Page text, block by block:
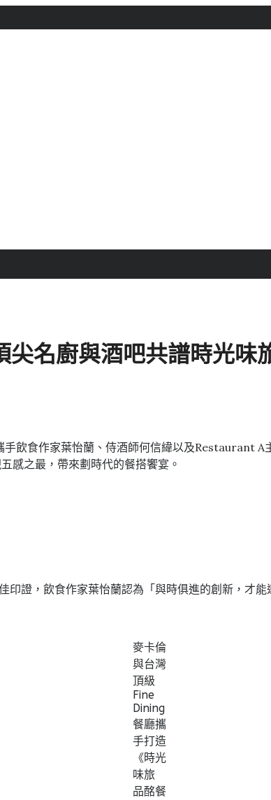
尖名廚與酒吧共譜時光味
飲食作家葉怡蘭、侍酒師何信緯以及Restaurant
感之最，帶來劃時代的餐搭饗宴。
證，飲食作家葉怡蘭認為「與時俱進的創新，才
麥卡倫
與台灣
頂級
Fine
Dining
餐廳攜
手打造
《時光
味旅
品酩餐